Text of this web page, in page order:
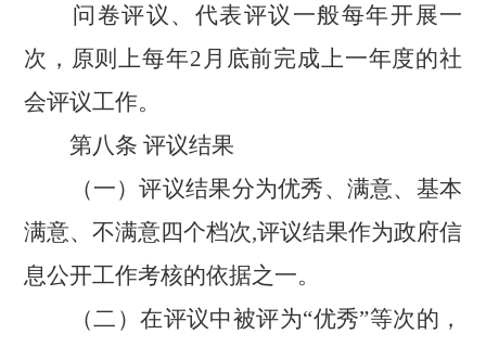
问卷评议、代表评议一般每年开展一
次，原则上每年2月底前完成上一年度的社
会评议工作。
第八条 评议结果
（一）评议结果分为优秀、满意、基本
满意、不满意四个档次,评议结果作为政府信
息公开工作考核的依据之一。
（二）在评议中被评为“优秀”等次的，